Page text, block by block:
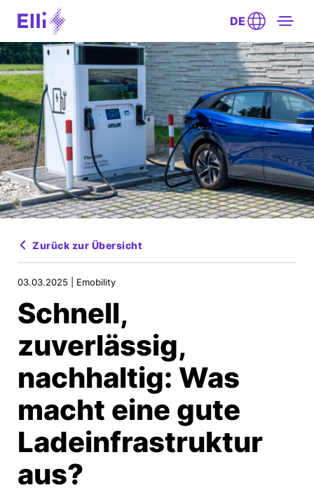
DE
Zurück zur Übersicht
03.03.2025 | Emobility
Schnell,
zuverlässig,
nachhaltig: Was
macht eine gute
Ladeinfrastruktur
aus?